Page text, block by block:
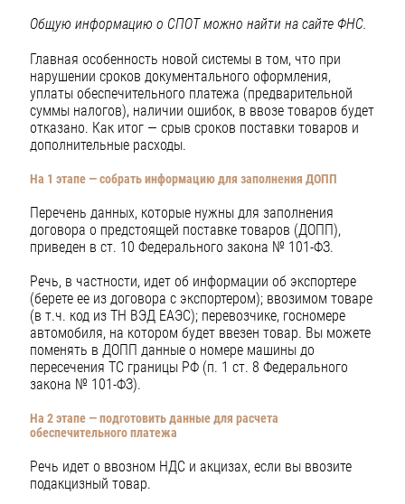
Общую информацию о СПОТ можно найти на сайте ФНС.
Главная особенность новой системы в том, что при
нарушении сроков документального оформления,
уплаты обеспечительного платежа (предварительной
суммы налогов), наличии ошибок, в ввозе товаров будет
отказано. Как итог — срыв сроков поставки товаров и
дополнительные расходы.
На 1 этапе — собрать информацию для заполнения ДОПП
Перечень данных, которые нужны для заполнения
договора о предстоящей поставке товаров (ДОПП),
приведен в ст. 10 Федерального закона № 101-ФЗ.
Речь, в частности, идет об информации об экспортере
(берете ее из договора с экспортером); ввозимом товаре
(в т.ч. код из ТН ВЭД ЕАЭС); перевозчике, госномере
автомобиля, на котором будет ввезен товар. Вы можете
поменять в ДОПП данные о номере машины до
пересечения ТС границы РФ (п. 1 ст. 8 Федерального
закона № 101-ФЗ).
На 2 этапе — подготовить данные для расчета
обеспечительного платежа
Речь идет о ввозном НДС и акцизах, если вы ввозите
подакцизный товар.